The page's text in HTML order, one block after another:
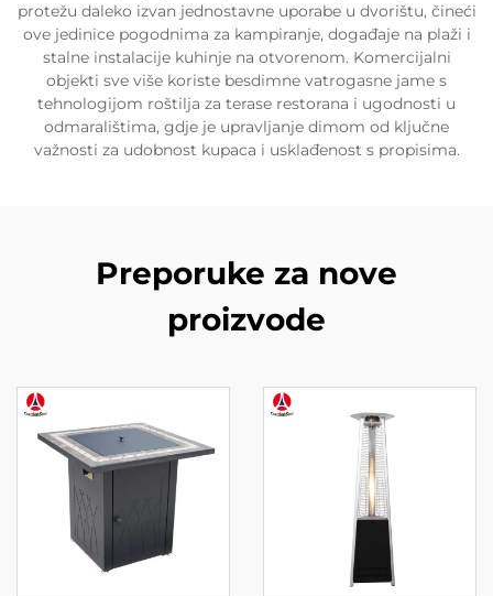
protežu daleko izvan jednostavne uporabe u dvorištu, čineći
ove jedinice pogodnima za kampiranje, događaje na plaži i
stalne instalacije kuhinje na otvorenom. Komercijalni
objekti sve više koriste besdimne vatrogasne jame s
tehnologijom roštilja za terase restorana i ugodnosti u
odmaralištima, gdje je upravljanje dimom od ključne
važnosti za udobnost kupaca i usklađenost s propisima.
Preporuke za nove
proizvode